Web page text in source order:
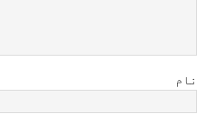
نام